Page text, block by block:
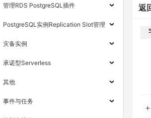
管理RDS PostgreSQL插件
PostgreSQL实例Replication Slot管理
灾备实例
承诺型Serverless
其他
事件与任务
返